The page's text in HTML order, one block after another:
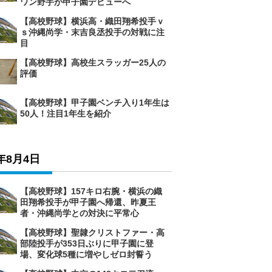
【高校野球】横浜高・織田翔希投手ｖ
ｓ沖縄尚学・末吉良丞投手の対戦に注
目
【高校野球】高校生スラッガー25人の
評価
【高校野球】甲子園ベンチ入り1年生は
50人！注目1年生を紹介
8月4日
【高校野球】157キロ右腕・横浜の織
田翔希投手が甲子園へ帰還、昨夏王
者・沖縄尚学との対決に平常心
【高校野球】聖隷クリストファー・高
部陸投手が353日ぶりに甲子園に登
場、変化球5種に増やしゼロ封誓う